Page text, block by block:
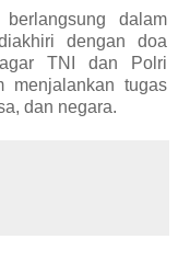
dalam
dengan doa
TNI dan Polri
menjalankan tugas
dan negara.